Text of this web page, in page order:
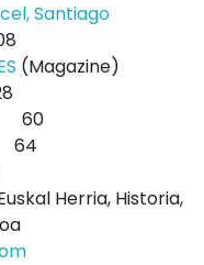
Santiago
(Magazine)
60
64
Herria, Historia,